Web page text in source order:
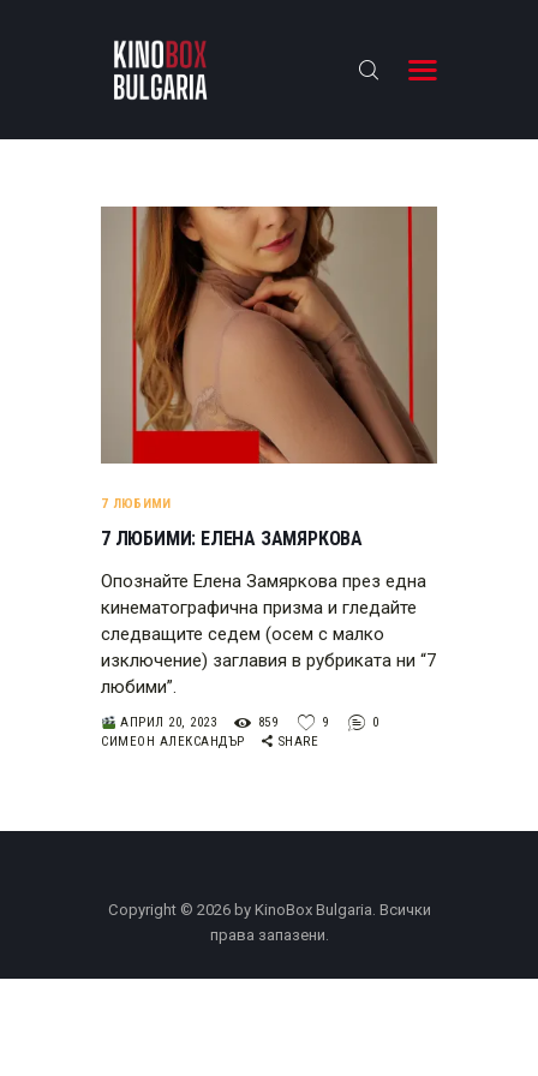
KINOBOX BULGARIA
АНАЛИЗИ
БАХТИ НАГРАДИТЕ
ИНТЕРВЮТА
ЗА НАС
7 ЛЮБИМИ
7 ЛЮБИМИ: ЕЛЕНА ЗАМЯРКОВА
Опознайте Елена Замяркова през една
кинематографична призма и гледайте
следващите седем (осем с малко
изключение) заглавия в рубриката ни “7
любими”.
АПРИЛ 20, 2023 859 9
0
СИМЕОН АЛЕКСАНДЪР
SHARE
Copyright © 2026 by KinoBox Bulgaria. Всички
права запазени.